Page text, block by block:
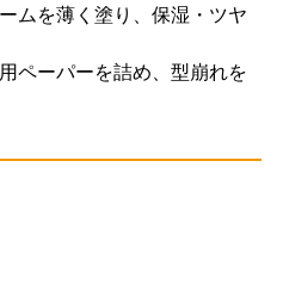
ムを薄く塗り、保湿・ツヤ
ペーパーを詰め、型崩れを